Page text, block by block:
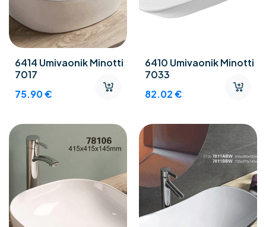
6414 Umivaonik Minotti
7017
75.90€
6410 Umivaonik Minotti
7033
82.02€